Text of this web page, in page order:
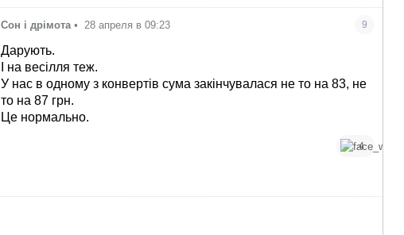
Сон і дрімота • 28 апреля в 09:23 9
Дарують.
І на весілля теж.
У нас в одному з конвертів сума закінчувалася не то на 83, не
то на 87 грн.
Це нормально.
4